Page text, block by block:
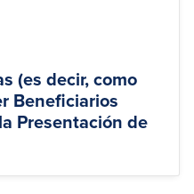
(es decir, como
Beneficiarios
Presentación de